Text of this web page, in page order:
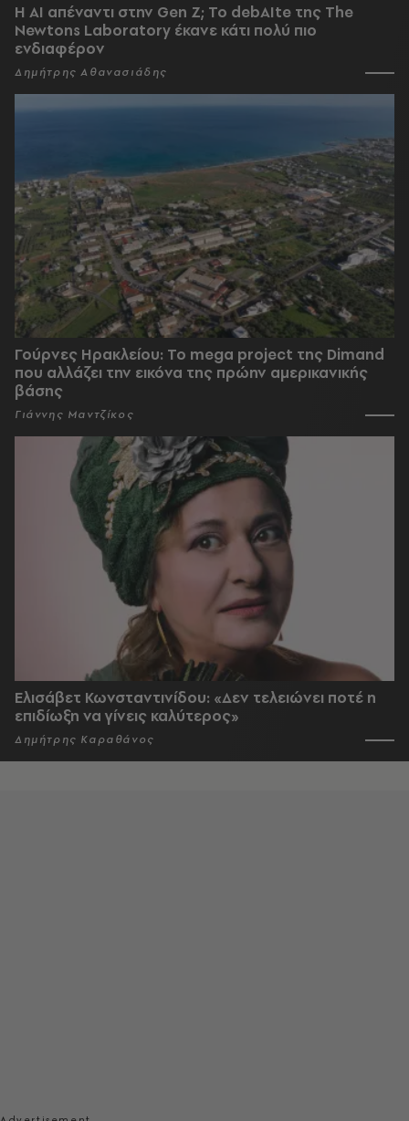
Η AI απέναντι στην Gen Z; Το debAIte της The
Newtons Laboratory έκανε κάτι πολύ πιο
ενδιαφέρον
Δημήτρης Αθανασιάδης
Γούρνες Ηρακλείου: To mega project της Dimand
που αλλάζει την εικόνα της πρώην αμερικανικής
βάσης
Γιάννης Μαντζίκος
Ελισάβετ Κωνσταντινίδου: «Δεν τελειώνει ποτέ η
επιδίωξη να γίνεις καλύτερος»
Δημήτρης Καραθάνος